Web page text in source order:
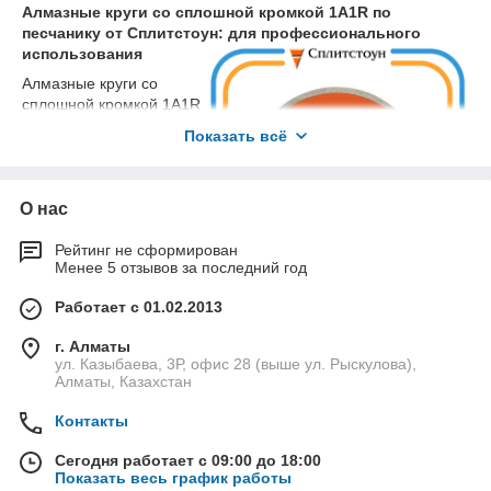
оптимальный вариант для каждого конкретного случая.
по песчанику:
Эффективность при работе с твердыми
материалами
Наши преимущества:
Широкий выбор алмазных кругов 1A1R по
песчанику
Алмазные круги со сплошной кромкой 1A1R по
песчанику от Сплитстоун: для профессионального
использования
Алмазные круги со
сплошной кромкой 1A1R
шлифовки и полировки
твердых материалов.
Круги производятся в
использованием
надежностью.
Преимущества алмазных кругов со сплошной кромкой
быструю и точную резку даже самых твердых
материалов.
Показать всё
О нас
Рейтинг не сформирован
Менее 5 отзывов за последний год
Работает с 01.02.2013
г. Алматы
ул. Казыбаева, 3Р, офис 28 (выше ул. Рыскулова),
Алматы, Казахстан
Контакты
Сегодня работает с 09:00 до 18:00
Показать весь график работы